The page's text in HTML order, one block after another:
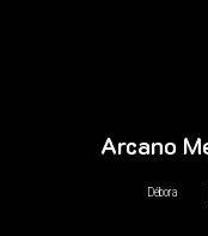
Arcano
Débora